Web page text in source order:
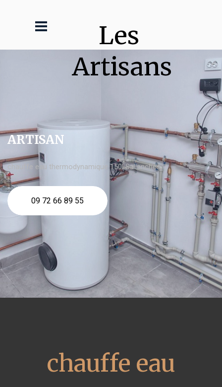
Les
Artisans
ARTISAN
chauffe eau thermodynamique 150l Sallanches
09 72 66 89 55
chauffe eau